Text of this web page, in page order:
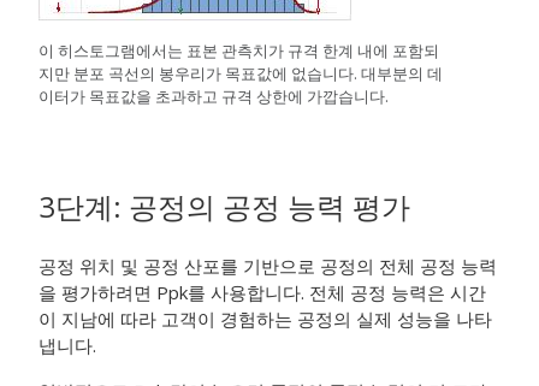
이 히스토그램에서는 표본 관측치가 규격 한계 내에 포함되
지만 분포 곡선의 봉우리가 목표값에 없습니다. 대부분의 데
이터가 목표값을 초과하고 규격 상한에 가깝습니다.
3단계: 공정의 공정 능력 평가
공정 위치 및 공정 산포를 기반으로 공정의 전체 공정 능력
을 평가하려면 Ppk를 사용합니다. 전체 공정 능력은 시간
이 지남에 따라 고객이 경험하는 공정의 실제 성능을 나타
냅니다.